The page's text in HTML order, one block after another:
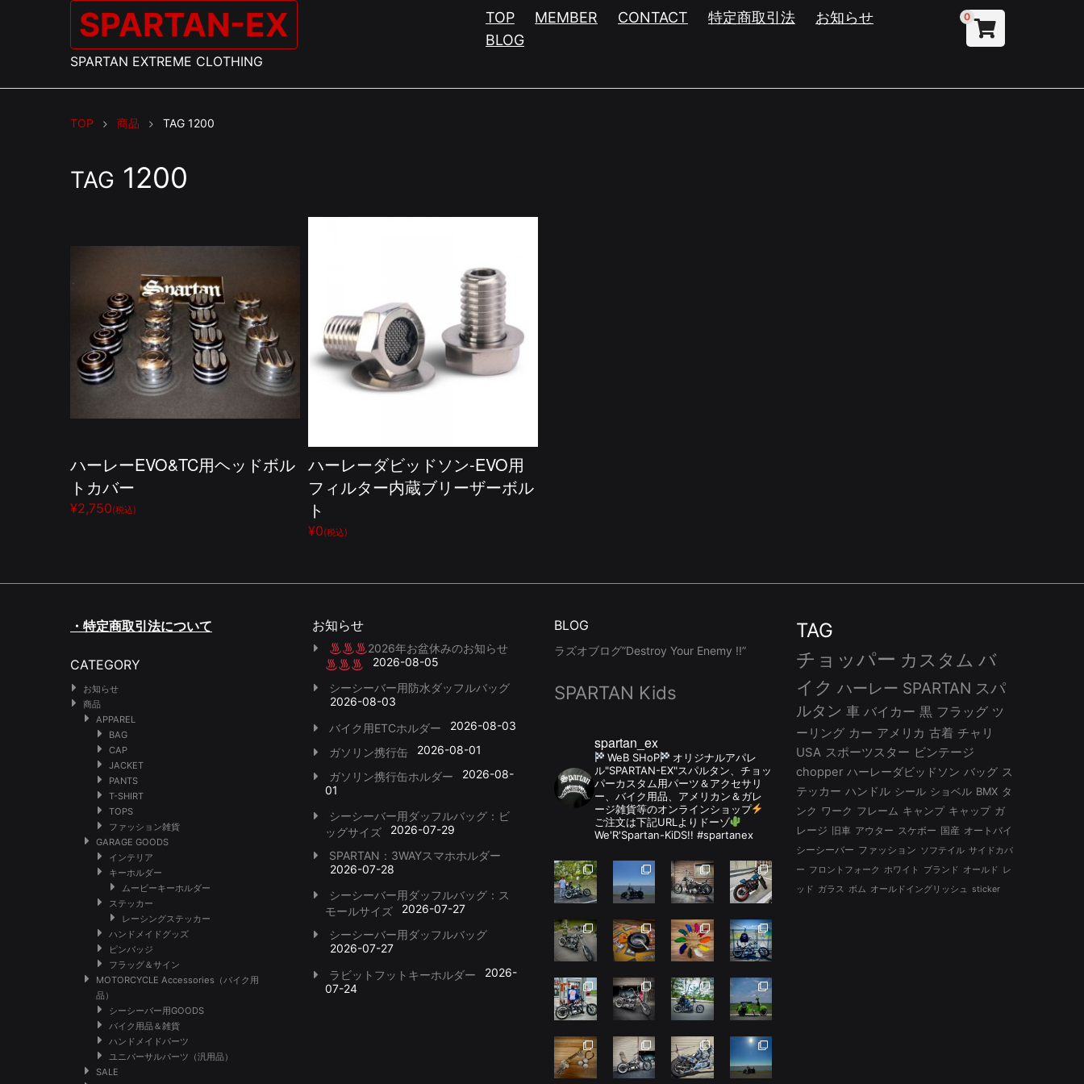
SPARTAN-EX
SPARTAN EXTREME CLOTHING
0
TOP MEMBER CONTACT 特定商取引法
お知らせ
BLOG
TOP 商品 TAG 1200
TAG 1200
ハーレーEVO&TC用ヘッドボル
トカバー
¥2,750(税込)
ハーレーダビッドソン-EVO用
フィルター内蔵ブリーザーボル
ト
¥0(税込)
・特定商取引法について
CATEGORY
お知らせ
商品
APPAREL
BAG
CAP
JACKET
PANTS
T-SHIRT
TOPS
ファッション雑貨
GARAGE GOODS
インテリア
キーホルダー
ムービーキーホルダー
ステッカー
レーシングステッカー
ハンドメイドグッズ
ピンバッジ
フラッグ＆サイン
MOTORCYCLE Accessories（バイク用
品）
シーシーバー用GOODS
バイク用品＆雑貨
ハンドメイドパーツ
ユニバーサルパーツ（汎用品）
SALE
お知らせ
2026年お盆休みのお知らせ
2026-08-05
シーシーバー用防水ダッフルバッグ
2026-08-03
バイク用ETCホルダー
2026-08-03
ガソリン携行缶
2026-08-01
ガソリン携行缶ホルダー
2026-08-
01
シーシーバー用ダッフルバッグ：ビ
ッグサイズ
2026-07-29
SPARTAN：3WAYスマホホルダー
2026-07-28
シーシーバー用ダッフルバッグ：ス
モールサイズ
2026-07-27
シーシーバー用ダッフルバッグ
2026-07-27
ラビットフットキーホルダー
2026-
07-24
BLOG
ラズオブログ”Destroy Your Enemy !!”
SPARTAN Kids
spartan_ex
WeB SHoP
オリジナルアパレ
ル"SPARTAN-EX"スパルタン、チョッ
パーカスタム用パーツ＆アクセサリ
ー、バイク用品、アメリカン＆ガレ
ージ雑貨等のオンラインショップ
ご注文は下記URLよりドーゾ
We'R'Spartan-KiDS!! #spartanex
TAG
チョッパー カスタム バ
イク ハーレー SPARTAN スパ
ルタン 車 バイカー 黒 フラッグ ツ
ーリング カー アメリカ 古着 チャリ
USA スポーツスター ビンテージ
chopper ハーレーダビッドソン バッグ ス
テッカー ハンドル シール ショベル BMX タ
ンク ワーク フレーム キャンプ キャップ ガ
レージ
旧車 アウター スケボー 国産 オートバイ
シーシーバー ファッション ソフテイル サイドカバ
ー フロントフォーク ホワイト ブランド オールド レ
ッド ガラス ボム オールドイングリッシュ sticker